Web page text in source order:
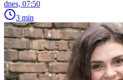
dnes, 07:50
3 min